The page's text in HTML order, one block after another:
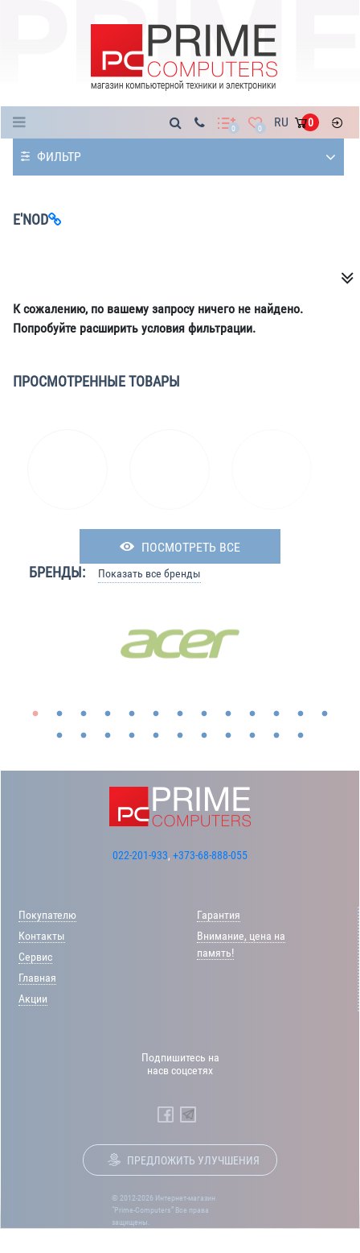
0 0 RU 0
ФИЛЬТР
E'NOD
К сожалению, по вашему запросу ничего не найдено.
Попробуйте расширить условия фильтрации.
ПРОСМОТРЕННЫЕ ТОВАРЫ
ПОСМОТРЕТЬ ВСЕ
БРЕНДЫ: Показать все бренды
022-201-933, +373-68-888-055
Покупателю
Контакты
Сервис
Главная
Акции
Гарантия
Внимание, цена на
память!
Подпишитесь на
насв соцсетях
ПРЕДЛОЖИТЬ УЛУЧШЕНИЯ
© 2012-2026 Интернет-магазин
“Prime-Computers” Все права
защищены.